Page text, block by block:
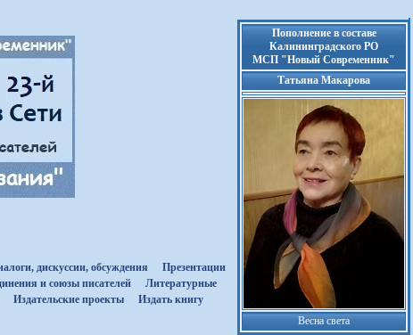
дискуссии, обсуждения
Презентации
и союзы писателей
Литературные
Издательские проекты Издать книгу
Пополнение в составе
Калининградского РО
МСП "Новый Современник"
Татьяна Макарова
Весна света